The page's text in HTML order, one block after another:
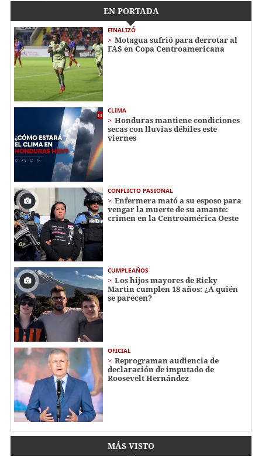
EN PORTADA
FINALIZÓ
Motagua sufrió para derrotar al
FAS en Copa Centroamericana
CLIMA
Honduras mantiene condiciones
secas con lluvias débiles este
viernes
CONFLICTO PASIONAL
Enfermera mató a su esposo para
vengar la muerte de su amante:
crimen en la Centroamérica Oeste
CUMPLEAÑOS
Los hijos mayores de Ricky
Martin cumplen 18 años: ¿A quién
se parecen?
OFICIAL
Reprograman audiencia de
declaración de imputado de
Roosevelt Hernández
MÁS VISTO